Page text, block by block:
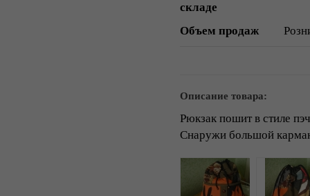
складе
Объем продаж
Описание товара:
Рюкзак пошит в стиле
Снаружи большой